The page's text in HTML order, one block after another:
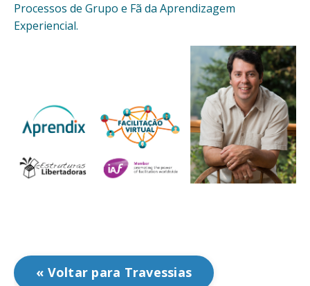
Processos de Grupo e Fã da Aprendizagem
Experiencial.
« Voltar para Travessias